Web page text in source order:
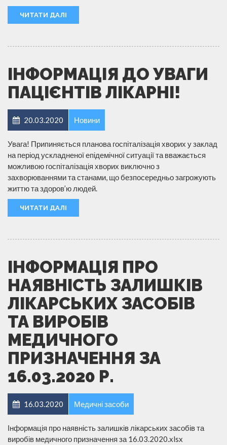
ЧИТАТИ ДАЛІ
ІНФОРМАЦІЯ ДО УВАГИ
ПАЦІЄНТІВ ЛІКАРНІ!
20.03.2020 Новини
Увага! Припиняється планова госпіталізація хворих у заклад
на період ускладненої епідемічної ситуації та вважається
можливою госпіталізація хворих виключно з
захворюваннями та станами, що безпосередньо загрожують
життю та здоров’ю людей.
ЧИТАТИ ДАЛІ
ІНФОРМАЦІЯ ПРО
НАЯВНІСТЬ ЗАЛИШКІВ
ЛІКАРСЬКИХ ЗАСОБІВ
ТА ВИРОБІВ
МЕДИЧНОГО
ПРИЗНАЧЕННЯ ЗА
16.03.2020 Р.
16.03.2020 Медичні засоби
Інформація про наявність залишків лікарських засобів та
виробів медичного призначення за 16.03.2020.xlsx